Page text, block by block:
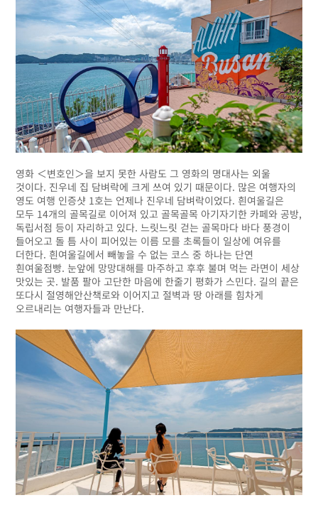
영화 ＜변호인＞을 보지 못한 사람도 그 영화의 명대사는 외울
것이다. 진우네 집 담벼락에 크게 쓰여 있기 때문이다. 많은 여행자의
영도 여행 인증샷 1호는 언제나 진우네 담벼락이었다. 흰여울길은
모두 14개의 골목길로 이어져 있고 골목골목 아기자기한 카페와 공방,
독립서점 등이 자리하고 있다. 느릿느릿 걷는 골목마다 바다 풍경이
들어오고 돌 틈 사이 피어있는 이름 모를 초록들이 일상에 여유를
더한다. 흰여울길에서 빼놓을 수 없는 코스 중 하나는 단연
흰여울점빵. 눈앞에 망망대해를 마주하고 후후 불며 먹는 라면이 세상
맛있는 곳. 발품 팔아 고단한 마음에 한줄기 평화가 스민다. 길의 끝은
또다시 절영해안산책로와 이어지고 절벽과 땅 아래를 힘차게
오르내리는 여행자들과 만난다.